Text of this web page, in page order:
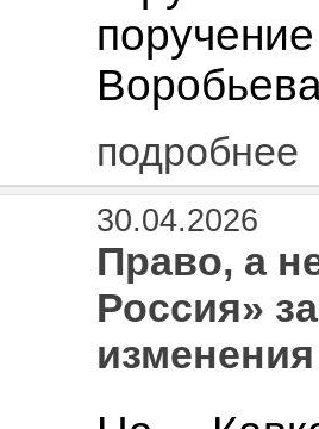
подробнее
30.04.2026
Право, а
Россия»